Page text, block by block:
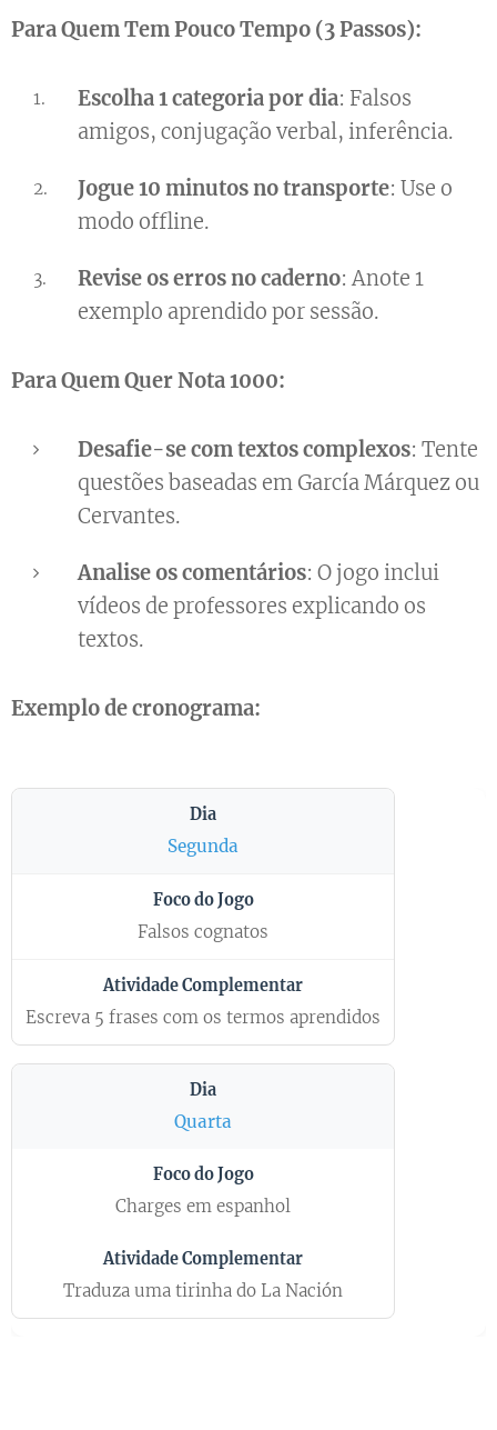
Para Quem Tem Pouco Tempo (3 Passos):
Escolha 1 categoria por dia: Falsos
amigos, conjugação verbal, inferência.
Jogue 10 minutos no transporte: Use o
modo offline.
Revise os erros no caderno: Anote 1
exemplo aprendido por sessão.
Para Quem Quer Nota 1000:
Desafie-se com textos complexos: Tente
questões baseadas em García Márquez ou
Cervantes.
Analise os comentários: O jogo inclui
vídeos de professores explicando os
textos.
Exemplo de cronograma:
Segunda
Falsos cognatos
Escreva 5 frases com os termos aprendidos
Quarta
Charges em espanhol
Traduza uma tirinha do La Nación